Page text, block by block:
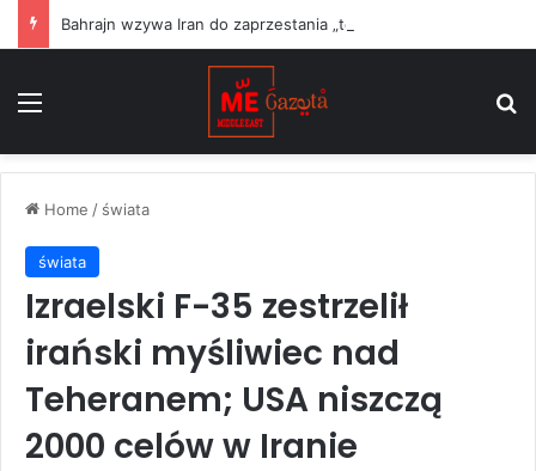
Home / świata
świata
Izraelski F-35 zestrzelił
irański myśliwiec nad
Teheranem; USA niszczą
2000 celów w Iranie